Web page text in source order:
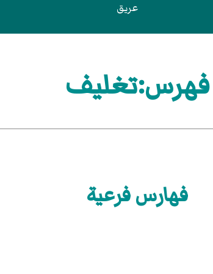
عريق
فهرس:تغليف
فهارس فرعية